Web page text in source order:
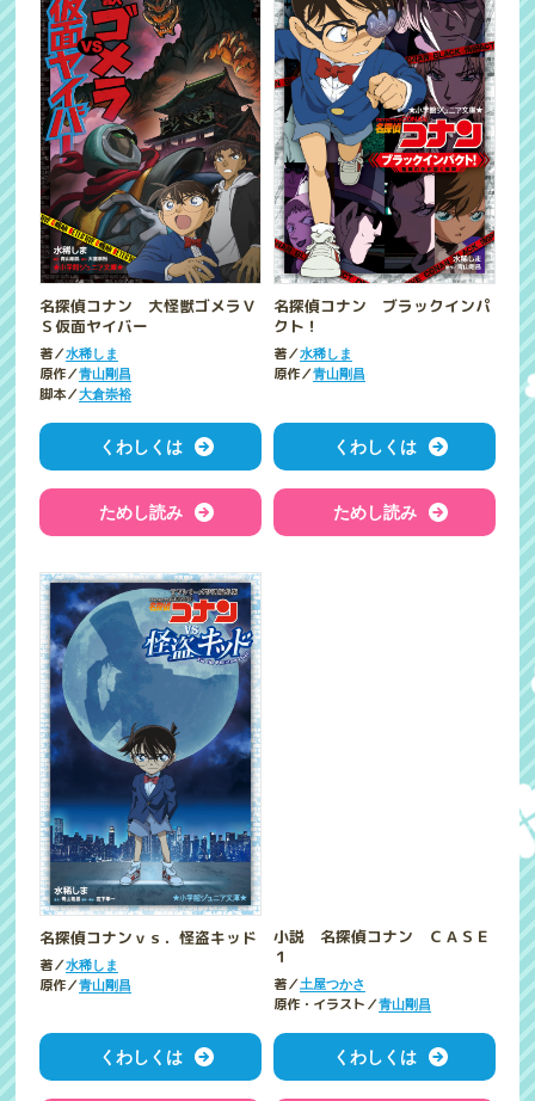
名探偵コナン 大怪獣ゴメラＶ
Ｓ仮面ヤイバー
著／水稀しま
原作／青山剛昌
脚本／大倉崇裕
くわしくは
ためし読み
名探偵コナン ブラックインパ
クト！
著／水稀しま
原作／青山剛昌
くわしくは
ためし読み
名探偵コナンｖｓ．怪盗キッド
著／水稀しま
原作／青山剛昌
くわしくは
小説 名探偵コナン ＣＡＳＥ
１
著／土屋つかさ
原作・イラスト／青山剛昌
くわしくは